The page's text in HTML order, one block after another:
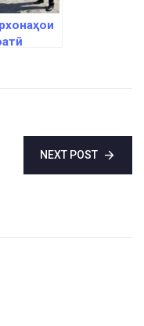
NEXT POST